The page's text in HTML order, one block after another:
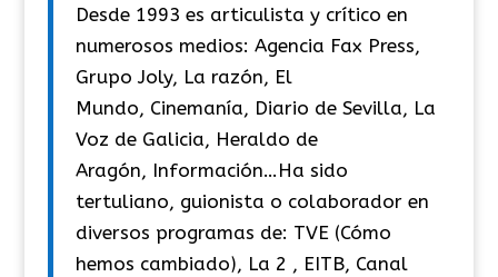
Desde 1993 es articulista y crítico en
numerosos medios: Agencia Fax Press,
Grupo Joly, La razón, El
Mundo, Cinemanía, Diario de Sevilla, La
Voz de Galicia, Heraldo de
Aragón, Información…Ha sido
tertuliano, guionista o colaborador en
diversos programas de: TVE (Cómo
hemos cambiado), La 2 , EITB, Canal